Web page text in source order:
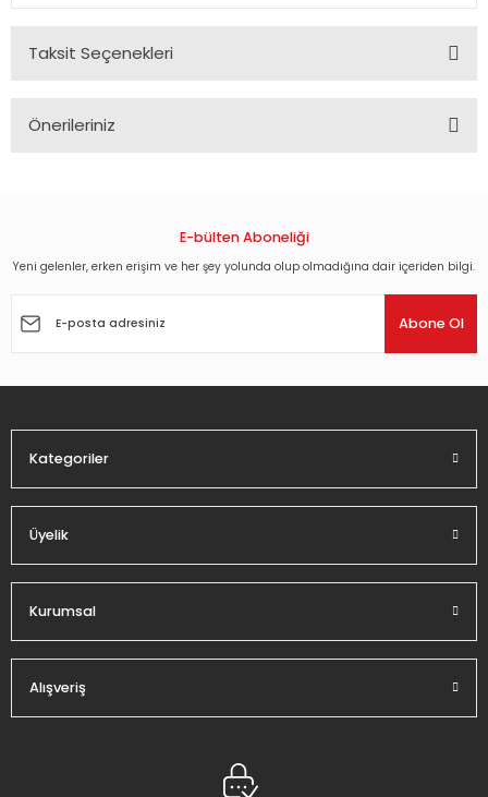
Taksit Seçenekleri
Önerileriniz
Görüş ve önerileriniz için teşekkür ederiz.
Ürün açıklamasında eksik bilgiler bulunuyor.
E-bülten Aboneliği
Yeni gelenler, erken erişim ve her şey yolunda olup olmadığına dair içeriden bilgi.
Abone Ol
Kategoriler
Üyelik
Kurumsal
Alışveriş